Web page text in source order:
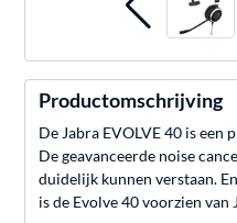
Productomschrijving
De Jabra EVOLVE 40 is
De geavanceerde noise
duidelijk kunnen verstaan.
is de Evolve 40 voorzien